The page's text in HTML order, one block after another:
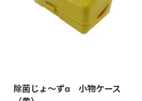
除菌じょ～ずα 小物ケース